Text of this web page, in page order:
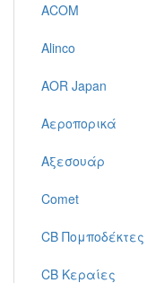
ACOM
Alinco
AOR Japan
Αεροπορικά
Αξεσουάρ
Comet
CB Πομποδέκτες
CB Κεραίες